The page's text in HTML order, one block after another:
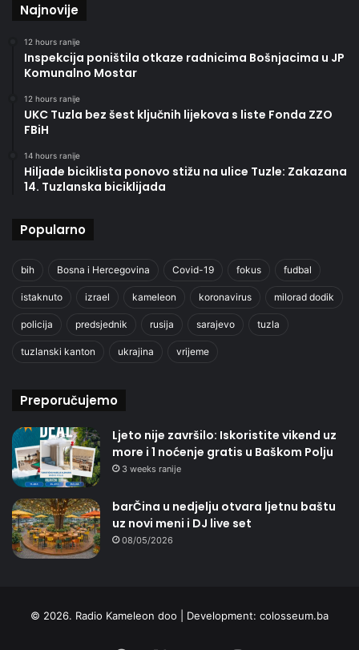
Najnovije
12 hours ranije
Inspekcija poništila otkaze radnicima Bošnjacima u JP
Komunalno Mostar
12 hours ranije
UKC Tuzla bez šest ključnih lijekova s liste Fonda ZZO
FBiH
14 hours ranije
Hiljade biciklista ponovo stižu na ulice Tuzle: Zakazana
14. Tuzlanska biciklijada
Popularno
bih Bosna i Hercegovina Covid-19 fokus fudbal
istaknuto izrael kameleon koronavirus milorad dodik
policija predsjednik rusija sarajevo tuzla
tuzlanski kanton ukrajina vrijeme
Preporučujemo
Ljeto nije završilo: Iskoristite vikend uz
more i 1 noćenje gratis u Baškom Polju
3 weeks ranije
barČina u nedjelju otvara ljetnu baštu
uz novi meni i DJ live set
08/05/2026
© 2026. Radio Kameleon doo | Development: colosseum.ba